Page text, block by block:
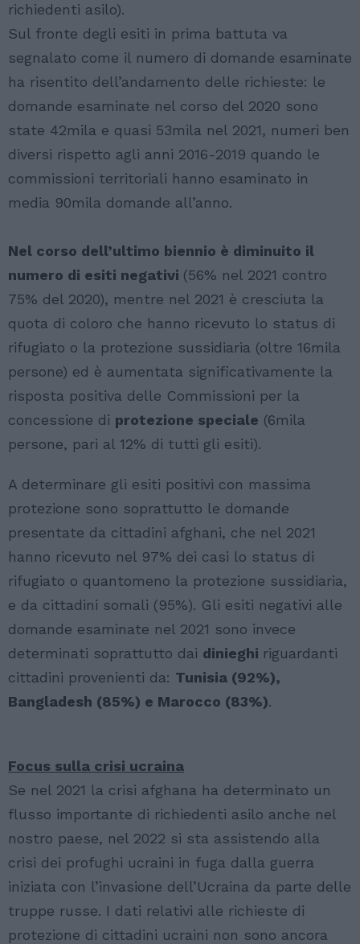
richiedenti asilo).
Sul fronte degli esiti in prima battuta va
segnalato come il numero di domande esaminate
ha risentito dell’andamento delle richieste: le
domande esaminate nel corso del 2020 sono
state 42mila e quasi 53mila nel 2021, numeri ben
diversi rispetto agli anni 2016-2019 quando le
commissioni territoriali hanno esaminato in
media 90mila domande all’anno.
Nel corso dell’ultimo biennio è diminuito il
numero di esiti negativi (56% nel 2021 contro
75% del 2020), mentre nel 2021 è cresciuta la
quota di coloro che hanno ricevuto lo status di
rifugiato o la protezione sussidiaria (oltre 16mila
persone) ed è aumentata significativamente la
risposta positiva delle Commissioni per la
concessione di protezione speciale (6mila
persone, pari al 12% di tutti gli esiti).
A determinare gli esiti positivi con massima
protezione sono soprattutto le domande
presentate da cittadini afghani, che nel 2021
hanno ricevuto nel 97% dei casi lo status di
rifugiato o quantomeno la protezione sussidiaria,
e da cittadini somali (95%). Gli esiti negativi alle
domande esaminate nel 2021 sono invece
determinati soprattutto dai dinieghi riguardanti
cittadini provenienti da: Tunisia (92%),
Bangladesh (85%) e Marocco (83%).
Focus sulla crisi ucraina
Se nel 2021 la crisi afghana ha determinato un
flusso importante di richiedenti asilo anche nel
nostro paese, nel 2022 si sta assistendo alla
crisi dei profughi ucraini in fuga dalla guerra
iniziata con l’invasione dell’Ucraina da parte delle
truppe russe. I dati relativi alle richieste di
protezione di cittadini ucraini non sono ancora